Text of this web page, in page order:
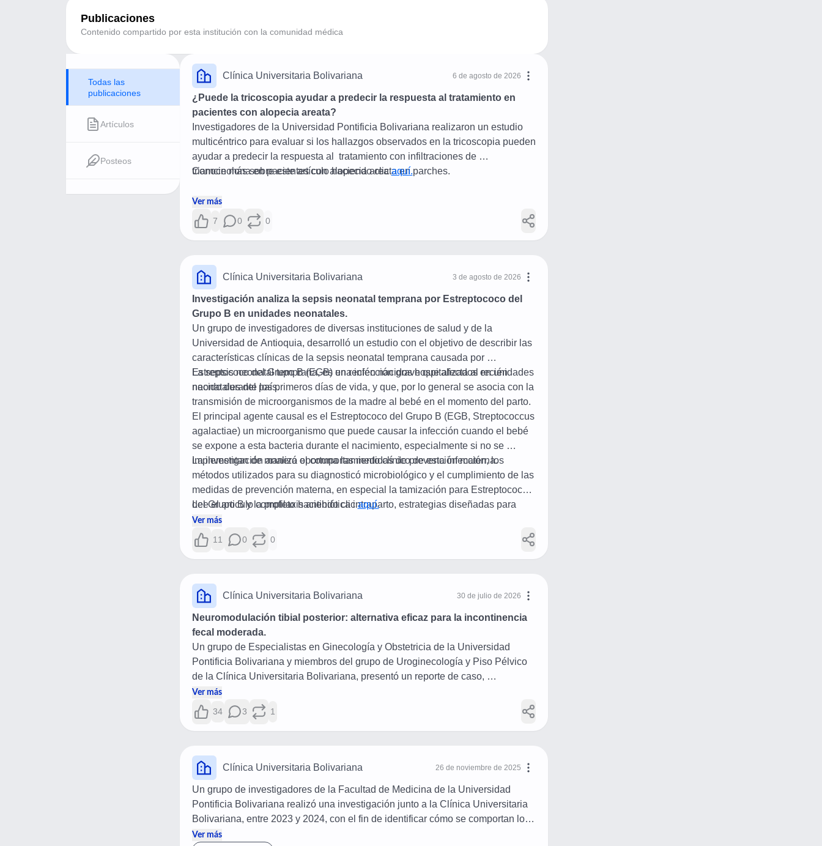
Publicaciones
Contenido compartido por esta institución con la comunidad médica
Todas las
publicaciones
Artículos
Posteos
Clínica Universitaria Bolivariana 6 de agosto de 2026
¿Puede la tricoscopia ayudar a predecir la respuesta al tratamiento en
pacientes con alopecia areata?
Investigadores de la Universidad Pontificia Bolivariana realizaron un estudio
multicéntrico para evaluar si los hallazgos observados en la tricoscopia pueden
ayudar a predecir la respuesta al  tratamiento con infiltraciones de
triamcinolona en pacientes con alopecia areata en parches.
Conoce más sobre este artículo haciendo clic aquí.
Ver más
7 0 0
Clínica Universitaria Bolivariana 3 de agosto de 2026
Investigación analiza la sepsis neonatal temprana por Estreptococo del
Grupo B en unidades neonatales.
Un grupo de investigadores de diversas instituciones de salud y de la
Universidad de Antioquia, desarrolló un estudio con el objetivo de describir las
características clínicas de la sepsis neonatal temprana causada por
Estreptococo del Grupo B (EGB) en recién nacidos hospitalizados en unidades
neonatales del país.
La sepsis neonatal temprana, es una infección grave que afecta al recién
nacido durante los primeros días de vida, y que, por lo general se asocia con la
transmisión de microorganismos de la madre al bebé en el momento del parto.
El principal agente causal es el Estreptococo del Grupo B (EGB, Streptococcus
agalactiae) un microorganismo que puede causar la infección cuando el bebé
se expone a esta bacteria durante el nacimiento, especialmente si no se
implementan de manera oportuna las medidas de prevención materna.
La investigación analizó el comportamiento clínico de esta infección, los
métodos utilizados para su diagnosticó microbiológico y el cumplimiento de las
medidas de prevención materna, en especial la tamización para Estreptococo
del Grupo B y la profilaxis antibiótica intraparto, estrategias diseñadas para
reducir el riesgo de transmisión al recién nacido.
Lee el articulo completo haciendo clic aquí.
Ver más
11 0 0
Clínica Universitaria Bolivariana 30 de julio de 2026
Neuromodulación tibial posterior: alternativa eficaz para la incontinencia
fecal moderada.
Un grupo de Especialistas en Ginecología y Obstetricia de la Universidad
Pontificia Bolivariana y miembros del grupo de Uroginecología y Piso Pélvico
de la Clínica Universitaria Bolivariana, presentó un reporte de caso,
acompañado de una revisión de la literatura, sobre el uso de la
neuromodulación tibial posterior en pacientes con incontinencia fecal.
Ver más
34 3 1
Clínica Universitaria Bolivariana 26 de noviembre de 2025
Un grupo de investigadores de la Facultad de Medicina de la Universidad
Pontificia Bolivariana realizó una investigación junto a la Clínica Universitaria
Bolivariana, entre 2023 y 2024, con el fin de identificar cómo se comportan los
capilares en mujeres embarazadas con preeclampsia, una enfermedad que
Ver más